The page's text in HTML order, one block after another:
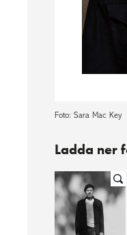
Foto: Sara Mac Key
Ladda ner